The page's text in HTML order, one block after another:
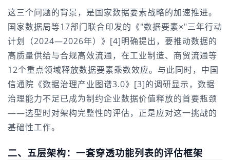
这三个问题的背景，是国家数据要素战略的加速推进。
国家数据局等17部门联合印发的《"数据要素×"三年行动
计划（2024—2026年）》[4]明确提出，要推动数据的
高质量供给与合规高效流通，在工业制造、商贸流通等
12个重点领域释放数据要素乘数效应。与此同时，中国
信通院《数据治理产业图谱3.0》[3]的调研显示，数据
治理能力不足已成为制约企业数据价值释放的首要瓶颈
——选型时对架构完整性的评估，正是应对这一挑战的
基础性工作。
二、五层架构：一套穿透功能列表的评估框架